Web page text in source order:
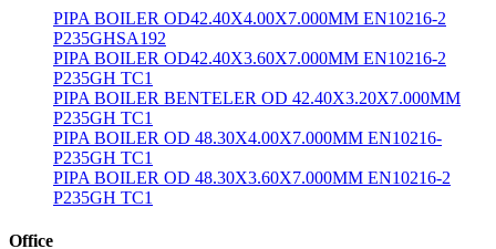
PIPA BOILER OD42.40X4.00X7.000MM EN10216-2
P235GHSA192
PIPA BOILER OD42.40X3.60X7.000MM EN10216-2
P235GH TC1
PIPA BOILER BENTELER OD 42.40X3.20X7.000MM
P235GH TC1
PIPA BOILER OD 48.30X4.00X7.000MM EN10216-
P235GH TC1
PIPA BOILER OD 48.30X3.60X7.000MM EN10216-2
P235GH TC1
Office